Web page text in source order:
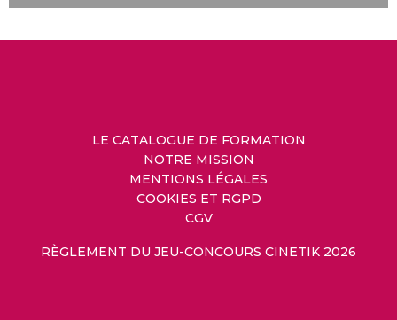
LE CATALOGUE DE FORMATION
NOTRE MISSION
MENTIONS LÉGALES
COOKIES ET RGPD
CGV
RÈGLEMENT DU JEU-CONCOURS CINETIK 2026